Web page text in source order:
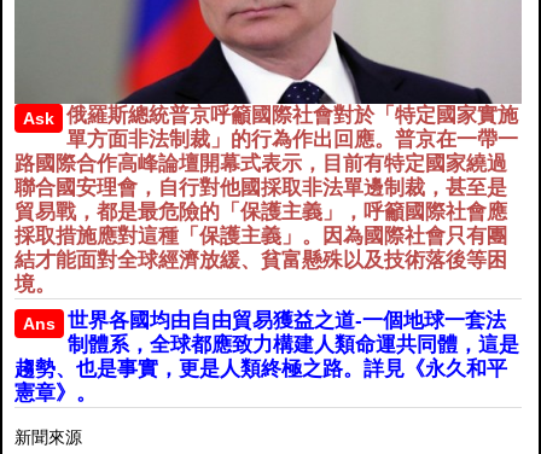
Ask
俄羅斯總統普京呼籲國際社會對於「特定國家實施
單方面非法制裁」的行為作出回應。普京在一帶一
路國際合作高峰論壇開幕式表示，目前有特定國家繞過
聯合國安理會，自行對他國採取非法單邊制裁，甚至是
貿易戰，都是最危險的「保護主義」，呼籲國際社會應
採取措施應對這種「保護主義」。因為國際社會只有團
結才能面對全球經濟放緩、貧富懸殊以及技術落後等困
境。
Ans
世界各國均由自由貿易獲益之道-一個地球一套法
制體系，全球都應致力構建人類命運共同體，這是
趨勢、也是事實，更是人類終極之路。詳見《永久和平
憲章》。
新聞來源